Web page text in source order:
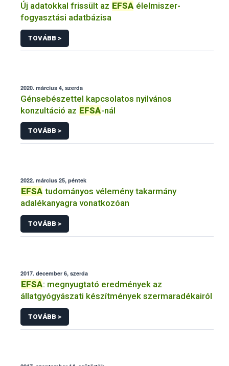
Új adatokkal frissült az EFSA élelmiszer-
fogyasztási adatbázisa
TOVÁBB >
2020. március 4, szerda
Génsebészettel kapcsolatos nyilvános
konzultáció az EFSA-nál
TOVÁBB >
2022. március 25, péntek
EFSA tudományos vélemény takarmány
adalékanyagra vonatkozóan
TOVÁBB >
2017. december 6, szerda
EFSA: megnyugtató eredmények az
állatgyógyászati készítmények szermaradékairól
TOVÁBB >